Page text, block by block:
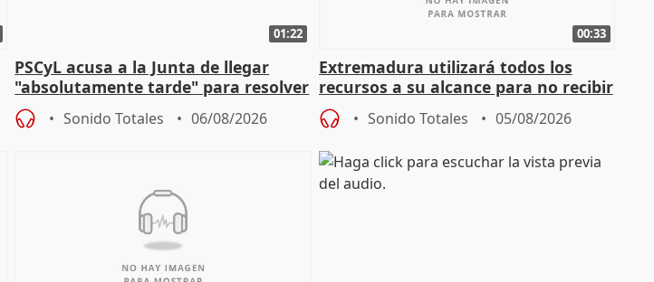
01:22
PSCyL acusa a la Junta de llegar
"absolutamente tarde" para resolver
problemas como Newcastle
Sonido Totales 06/08/2026
00:33
Extremadura utilizará todos los
recursos a su alcance para no recibir
más menores migrantes
Sonido Totales 05/08/2026